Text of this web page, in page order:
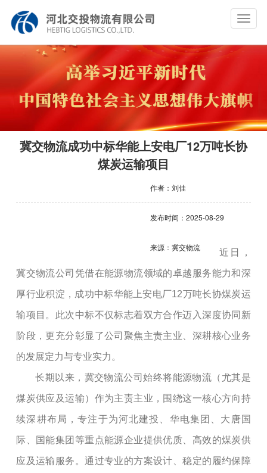
Toggle
冀交物流成功中标华能上安电厂12万吨长协
煤炭运输项目
作者：刘佳
发布时间：2025-08-29
来源：冀交物流
近日，
冀交物流公司凭借在能源物流领域的卓越服务能力和深
厚行业积淀，成功中标华能上安电厂12万吨长协煤炭运
输项目。此次中标不仅标志着双方合作迈入深度协同新
阶段，更充分彰显了公司聚焦主责主业、深耕核心业务
的发展定力与专业实力。
长期以来，冀交物流公司始终将能源物流（尤其是
煤炭供应及运输）作为主责主业，围绕这一核心方向持
续深耕布局，专注于为河北建投、华电集团、大唐国
际、国能集团等重点能源企业提供优质、高效的煤炭供
应及运输服务。通过专业的方案设计、稳定的履约保障